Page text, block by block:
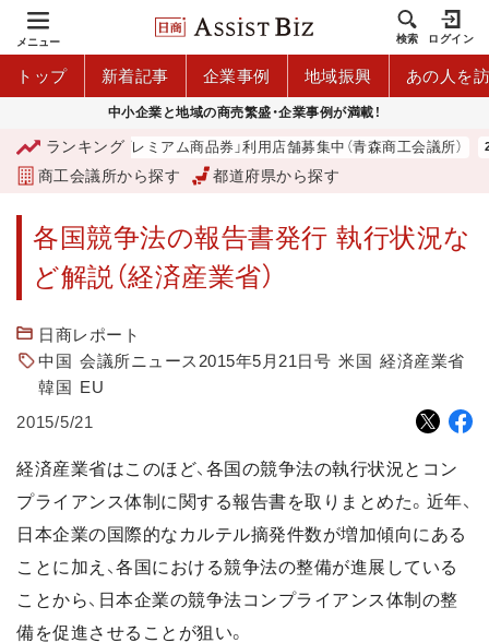
メニュー 検索 ログイン
トップ 新着記事 企業事例 地域振興 あの人を
中小企業と地域の商売繁盛・企業事例が満載！
ランキング
「青森市プレミアム商品券」利用店舗募集中（青森商工会議所）
商工会議所から探す 都道府県から探す
各国競争法の報告書発行 執行状況な
ど解説（経済産業省）
日商レポート
中国 会議所ニュース2015年5月21日号 米国 経済産業省
韓国 EU
2015/5/21
経済産業省はこのほど、各国の競争法の執行状況とコン
プライアンス体制に関する報告書を取りまとめた。近年、
日本企業の国際的なカルテル摘発件数が増加傾向にある
ことに加え、各国における競争法の整備が進展している
ことから、日本企業の競争法コンプライアンス体制の整
備を促進させることが狙い。